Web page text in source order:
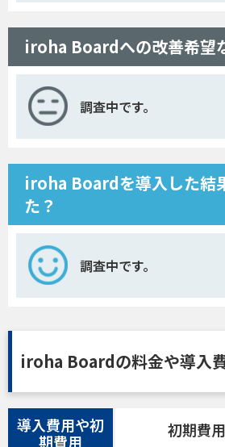
iroha Boardへの改善希望
調査中です。
iroha Boardを導入した結
た？
調査中です。
iroha Boardの料金や導入
導入費用や初
期費用
初期費